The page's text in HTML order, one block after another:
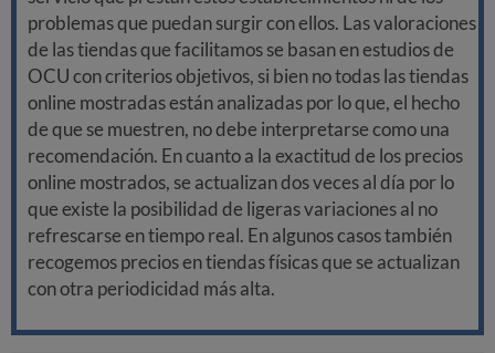
problemas que puedan surgir con ellos. Las valoraciones
de las tiendas que facilitamos se basan en estudios de
OCU con criterios objetivos, si bien no todas las tiendas
online mostradas están analizadas por lo que, el hecho
de que se muestren, no debe interpretarse como una
recomendación. En cuanto a la exactitud de los precios
online mostrados, se actualizan dos veces al día por lo
que existe la posibilidad de ligeras variaciones al no
refrescarse en tiempo real. En algunos casos también
recogemos precios en tiendas físicas que se actualizan
con otra periodicidad más alta.